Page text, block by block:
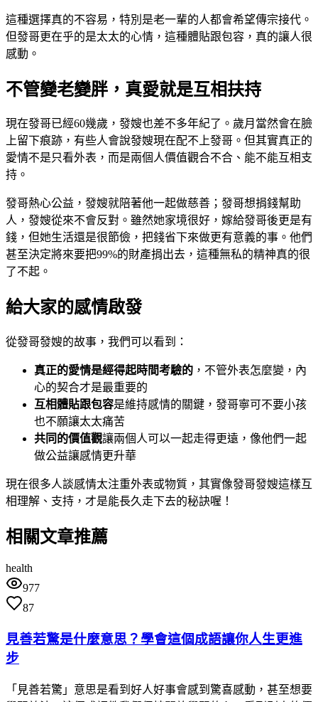
這種選擇真的不容易，特別是老一輩的人都會希望傳宗接代。
但發哥更在乎的是太太的心情，這種體貼跟包容，真的讓人很
感動。
不管變老變胖，真愛就是互相扶持
現在發哥已經60幾歲，發嫂也差不多年紀了。歲月當然會在臉
上留下痕跡，有些人會說發嫂現在配不上發哥。但其實真正的
愛情不是只看外表，而是兩個人價值觀合不合、能不能互相支
持。
發哥熱心公益，發嫂就陪著他一起做慈善；發哥想捐錢幫助
人，發嫂從來不會反對。雖然她家境很好，嫁給發哥後更是有
錢，但她生活還是很節儉，把錢省下來做更有意義的事。他們
甚至決定將來要把99%的財產捐出去，這種無私的精神真的很
了不起。
給大家的感情啟發
從發哥發嫂的故事，我們可以看到：
真正的愛情是經得起時間考驗的 ，不管外表怎麼變，內
心的契合才是最重要的
互相體貼跟包容是維持感情的關鍵，發哥寧可不要小孩
也不願讓太太痛苦
共同的價值觀讓兩個人可以一起走得更遠，像他們一起
做公益讓感情更升華
現在很多人談感情太注重外表或物質，其實像發哥發嫂這樣互
相理解、支持，才是能長久走下去的秘訣喔！
相關文章推薦
health
977
87
見善若驚是什麼意思？學會這個成語讓你人生更進
步
「見善若驚」意思是看到好人好事會感到驚喜感動，甚至想要